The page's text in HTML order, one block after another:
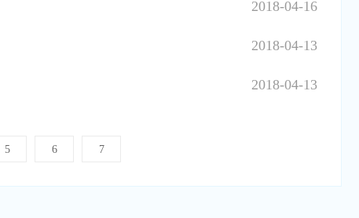
2018-04-16
2018-04-13
2018-04-13
5 6 7